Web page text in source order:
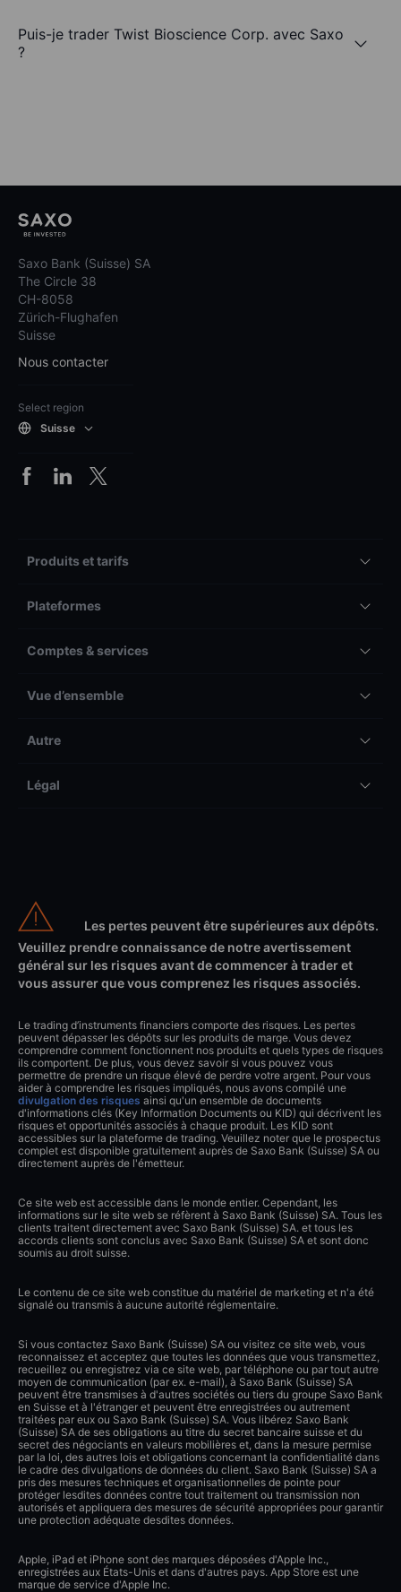
Puis-je trader Twist Bioscience Corp. avec Saxo
?
Saxo Bank (Suisse) SA
The Circle 38
CH-8058
Zürich-Flughafen
Suisse
Nous contacter
Select region
Suisse
Produits et tarifs
Plateformes
Comptes & services
Vue d’ensemble
Autre
Légal
Les pertes peuvent être supérieures aux dépôts.
Veuillez prendre connaissance de notre avertissement
général sur les risques avant de commencer à trader et
vous assurer que vous comprenez les risques associés.
Le trading d’instruments financiers comporte des risques. Les pertes
peuvent dépasser les dépôts sur les produits de marge. Vous devez
comprendre comment fonctionnent nos produits et quels types de risques
ils comportent. De plus, vous devez savoir si vous pouvez vous
permettre de prendre un risque élevé de perdre votre argent. Pour vous
aider à comprendre les risques impliqués, nous avons compilé une
divulgation des risques ainsi qu'un ensemble de documents
d'informations clés (Key Information Documents ou KID) qui décrivent les
risques et opportunités associés à chaque produit. Les KID sont
accessibles sur la plateforme de trading. Veuillez noter que le prospectus
complet est disponible gratuitement auprès de Saxo Bank (Suisse) SA ou
directement auprès de l'émetteur.
Ce site web est accessible dans le monde entier. Cependant, les
informations sur le site web se réfèrent à Saxo Bank (Suisse) SA. Tous les
clients traitent directement avec Saxo Bank (Suisse) SA. et tous les
accords clients sont conclus avec Saxo Bank (Suisse) SA et sont donc
soumis au droit suisse.
Le contenu de ce site web constitue du matériel de marketing et n'a été
signalé ou transmis à aucune autorité réglementaire.
Si vous contactez Saxo Bank (Suisse) SA ou visitez ce site web, vous
reconnaissez et acceptez que toutes les données que vous transmettez,
recueillez ou enregistrez via ce site web, par téléphone ou par tout autre
moyen de communication (par ex. e-mail), à Saxo Bank (Suisse) SA
peuvent être transmises à d'autres sociétés ou tiers du groupe Saxo Bank
en Suisse et à l'étranger et peuvent être enregistrées ou autrement
traitées par eux ou Saxo Bank (Suisse) SA. Vous libérez Saxo Bank
(Suisse) SA de ses obligations au titre du secret bancaire suisse et du
secret des négociants en valeurs mobilières et, dans la mesure permise
par la loi, des autres lois et obligations concernant la confidentialité dans
le cadre des divulgations de données du client. Saxo Bank (Suisse) SA a
pris des mesures techniques et organisationnelles de pointe pour
protéger lesdites données contre tout traitement ou transmission non
autorisés et appliquera des mesures de sécurité appropriées pour garantir
une protection adéquate desdites données.
Apple, iPad et iPhone sont des marques déposées d'Apple Inc.,
enregistrées aux États-Unis et dans d'autres pays. App Store est une
marque de service d'Apple Inc.